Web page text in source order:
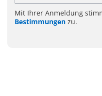
Mit Ihrer Anmeldung
Bestimmungen zu.